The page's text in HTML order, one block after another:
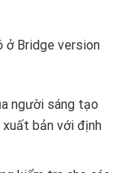
ở Bridge version
người sáng tạo
xuất bản với định